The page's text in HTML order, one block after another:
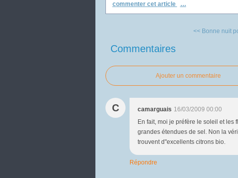
commenter cet article
…
<< Bonne nuit
Commentaires
Ajouter un commentaire
C camarguais 16/03/2009 00:00
En fait, moi je préfère le soleil et les
grandes étendues de sel. Non la
trouvent d"excellents citrons bio.
Répondre